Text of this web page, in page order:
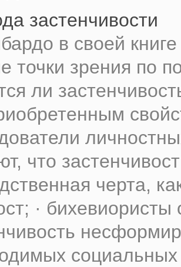
застенчивости
в своей
точки зрения по
ли
что
черта,
· бихевиористы